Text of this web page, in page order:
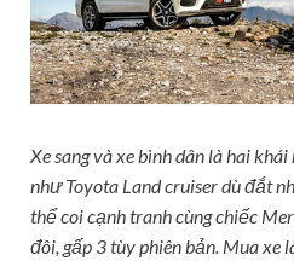
Xe sang và xe bình dân là hai
như Toyota Land cruiser dù đắt
thể coi cạnh tranh cùng chiếc
đôi, gấp 3 tùy phiên bản. Mua xe